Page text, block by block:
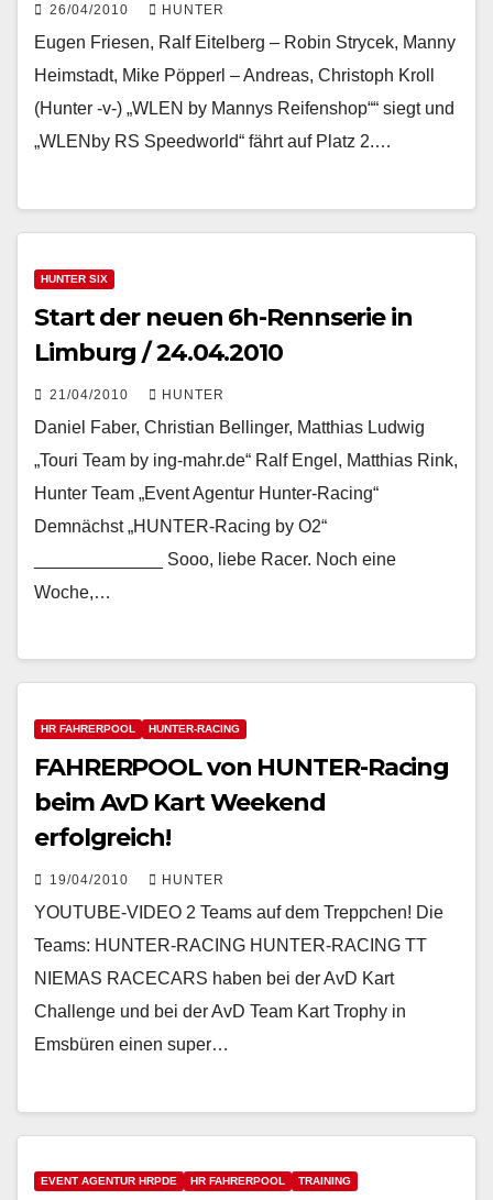
26/04/2010 HUNTER
Eugen Friesen, Ralf Eitelberg – Robin Strycek, Manny
Heimstadt, Mike Pöpperl – Andreas, Christoph Kroll
(Hunter -v-) „WLEN by Mannys Reifenshop““ siegt und
„WLENby RS Speedworld“ fährt auf Platz 2.…
HUNTER SIX
Start der neuen 6h-Rennserie in
Limburg / 24.04.2010
21/04/2010 HUNTER
Daniel Faber, Christian Bellinger, Matthias Ludwig
„Touri Team by ing-mahr.de“ Ralf Engel, Matthias Rink,
Hunter Team „Event Agentur Hunter-Racing“
Demnächst „HUNTER-Racing by O2“
_____________ Sooo, liebe Racer. Noch eine
Woche,…
HR FAHRERPOOL HUNTER-RACING
FAHRERPOOL von HUNTER-Racing
beim AvD Kart Weekend
erfolgreich!
19/04/2010 HUNTER
YOUTUBE-VIDEO 2 Teams auf dem Treppchen! Die
Teams: HUNTER-RACING HUNTER-RACING TT
NIEMAS RACECARS haben bei der AvD Kart
Challenge und bei der AvD Team Kart Trophy in
Emsbüren einen super…
EVENT AGENTUR HRPDE HR FAHRERPOOL TRAINING